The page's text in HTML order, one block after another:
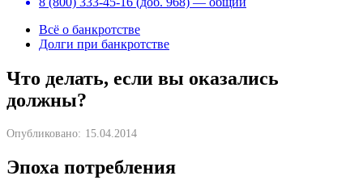
Всё о банкротстве
Долги при банкротстве
Что делать, если вы оказались
должны?
Опубликовано: 15.04.2014
Эпоха потребления